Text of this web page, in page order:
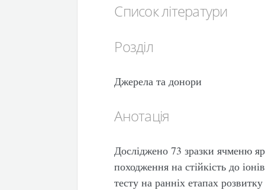
Список літератури
Розділ
Джерела та донори
Анотація
Досліджено 73 зразки ячменю
походження на стійкість до
тесту на ранніх етапах